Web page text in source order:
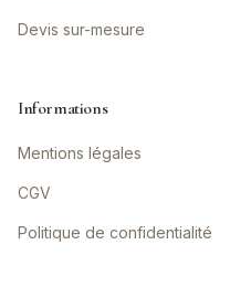
Devis sur-mesure
Informations
Mentions légales
CGV
Politique de confidentialité